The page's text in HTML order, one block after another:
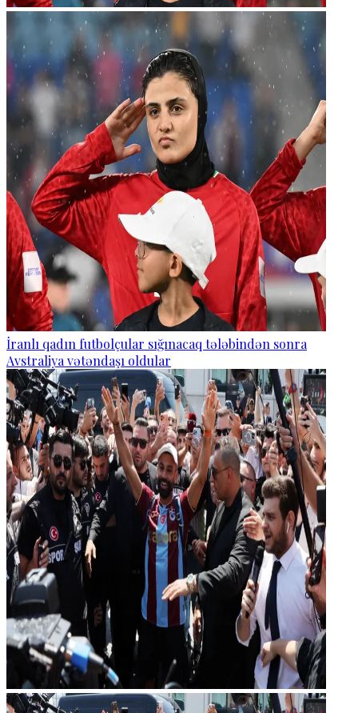
İranlı qadın futbolçular sığınacaq tələbindən sonra
Avstraliya vətəndaşı oldular